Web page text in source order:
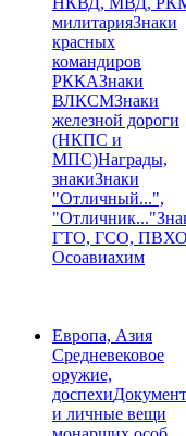
милитарияЗнаки
красных
командиров
РККАЗнаки
ВЛКСМЗнаки
железной дороги
(НКПС и
МПС)Награды,
знакиЗнаки
"Отличный...",
"Отличник..."
ГТО, ГСО,
Осоавиахим
Европа, Азия
Средневековое
оружие,
доспехи
и личные вещи